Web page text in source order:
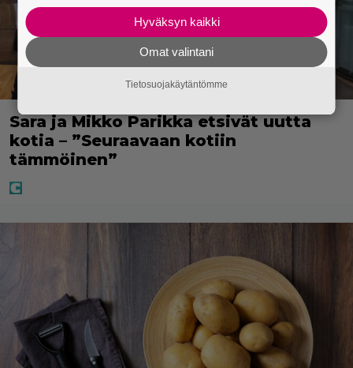
Sara ja Mikko Parikka etsivät uutta
kotia – ”Seuraavaan kotiin
tämmöinen”
Hyväksyn kaikki
Omat valintani
Tietosuojakäytäntömme